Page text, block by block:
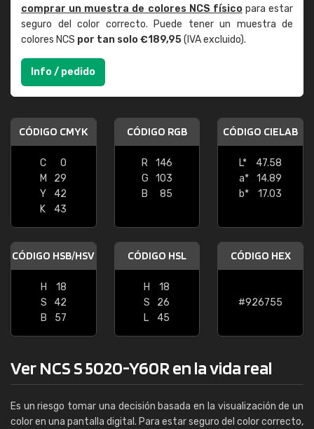
comprar un muestra de colores NCS físicopara estar
seguro del color correcto. Puede tener un muestra de
colores NCS por tan solo €189,95(IVA excluido).
Info / pedido
CÓDIGO CMYK
C
0
M
29
Y
42
K
43
CÓDIGO RGB
R
146
G
103
B
85
CÓDIGO CIELAB
L*
47.58
a*
14.89
b*
17.03
CÓDIGO HSB/HSV
H
18
S
42
B
57
CÓDIGO HSL
H
18
S
26
L
45
CÓDIGO HEX
#926755
Ver NCS S 5020-Y60R en la vida real
Es un riesgo tomar una decisión basada en la visualización de un
color en una pantalla digital. Para estar seguro del color correcto,